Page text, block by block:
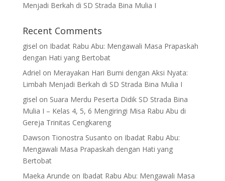
Menjadi Berkah di SD Strada Bina Mulia I
Recent Comments
gisel on Ibadat Rabu Abu: Mengawali Masa Prapaskah
dengan Hati yang Bertobat
Adriel on Merayakan Hari Bumi dengan Aksi Nyata:
Limbah Menjadi Berkah di SD Strada Bina Mulia I
gisel on Suara Merdu Peserta Didik SD Strada Bina
Mulia I – Kelas 4, 5, 6 Mengiringi Misa Rabu Abu di
Gereja Trinitas Cengkareng
Dawson Tionostra Susanto on Ibadat Rabu Abu:
Mengawali Masa Prapaskah dengan Hati yang
Bertobat
Maeka Arunde on Ibadat Rabu Abu: Mengawali Masa